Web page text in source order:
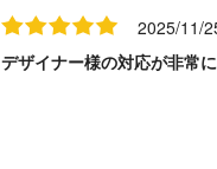
2025/11/
デザイナー様の対応が非常